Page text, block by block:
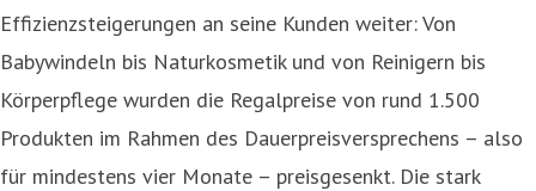
Effizienzsteigerungen an seine Kunden weiter: Von
Babywindeln bis Naturkosmetik und von Reinigern bis
Körperpflege wurden die Regalpreise von rund 1.500
Produkten im Rahmen des Dauerpreisversprechens – also
für mindestens vier Monate – preisgesenkt. Die stark